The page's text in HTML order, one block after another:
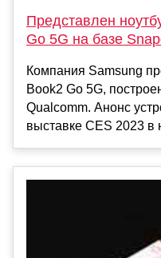
Представлен
Go 5G на базе
Компания Samsung
Book2 Go 5G,
Qualcomm. Анонс
выставке CES 2023 в